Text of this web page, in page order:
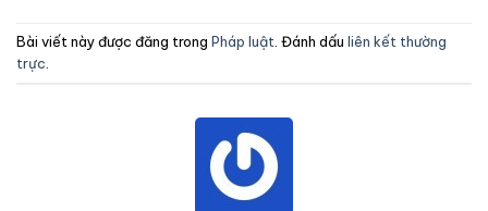
Bài viết này được đăng trong Pháp luật . Đánh dấu liên kết thường
trực